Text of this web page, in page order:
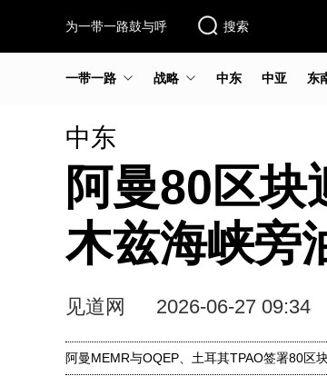
为一带一路鼓与呼 搜索
一带一路 战略 中东 中亚 东
中东
阿曼80区
木兹海峡旁
见道网 2026-06-27 09:34
阿曼MEMR与OQEP、土耳其TPAO签署80区